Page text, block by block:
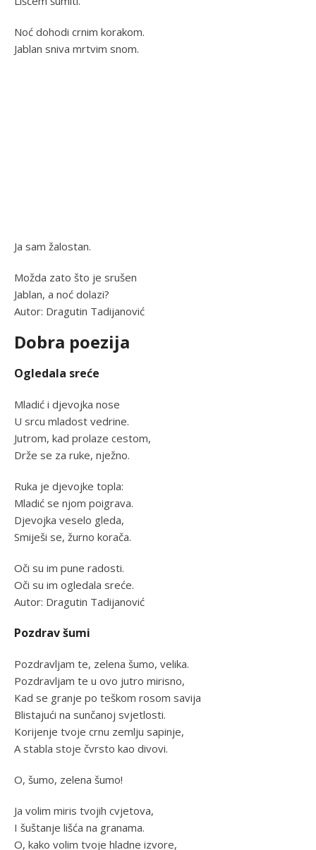
Noć dohodi crnim korakom.
Jablan sniva mrtvim snom.
Ja sam žalostan.
Možda zato što je srušen
Jablan, a noć dolazi?
Autor: Dragutin Tadijanović
Dobra poezija
Ogledala sreće
Mladić i djevojka nose
U srcu mladost vedrine.
Jutrom, kad prolaze cestom,
Drže se za ruke, nježno.
Ruka je djevojke topla:
Mladić se njom poigrava.
Djevojka veselo gleda,
Smiješi se, žurno korača.
Oči su im pune radosti.
Oči su im ogledala sreće.
Autor: Dragutin Tadijanović
Pozdrav šumi
Pozdravljam te, zelena šumo, velika.
Pozdravljam te u ovo jutro mirisno,
Kad se granje po teškom rosom savija
Blistajući na sunčanoj svjetlosti.
Korijenje tvoje crnu zemlju sapinje,
A stabla stoje čvrsto kao divovi.
O, šumo, zelena šumo!
Ja volim miris tvojih cvjetova,
I šuštanje lišća na granama.
O, kako volim tvoje hladne izvore,